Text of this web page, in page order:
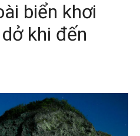
biển khơi
khi đến